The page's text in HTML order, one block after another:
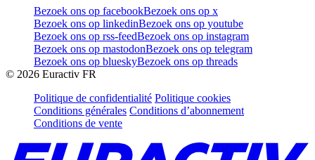
Bezoek ons op facebookBezoek ons op x
Bezoek ons op linkedinBezoek ons op youtube
Bezoek ons op rss-feedBezoek ons op instagram
Bezoek ons op mastodonBezoek ons op telegram
Bezoek ons op blueskyBezoek ons op threads
© 2026 Euractiv FR
Politique de confidentialité Politique cookies
Conditions générales Conditions d’abonnement
Conditions de vente